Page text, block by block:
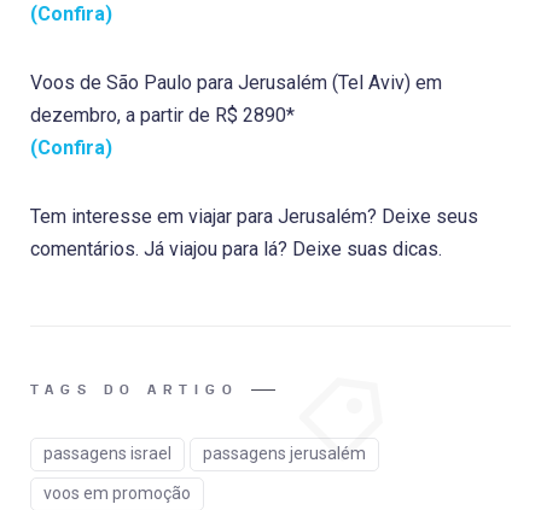
(Confira)
Voos de São Paulo para Jerusalém (Tel Aviv) em
dezembro, a partir de R$ 2890*
(Confira)
Tem interesse em viajar para Jerusalém? Deixe seus
comentários. Já viajou para lá? Deixe suas dicas.
TAGS DO ARTIGO
passagens israel passagens jerusalém
voos em promoção